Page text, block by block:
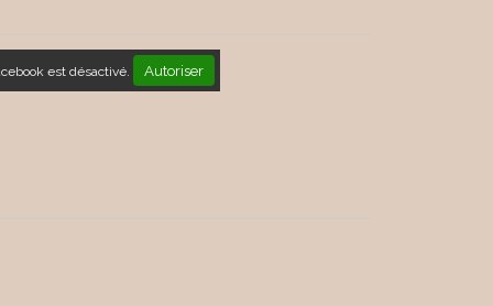
est désactivé. Autoriser